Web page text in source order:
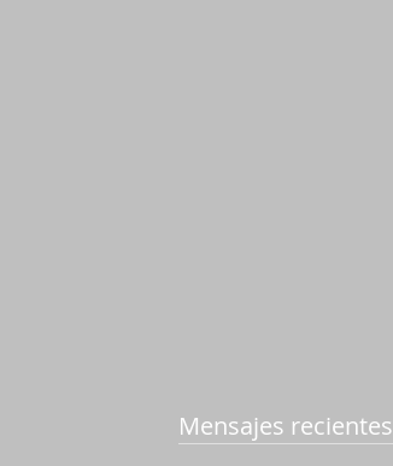
Mensajes recientes